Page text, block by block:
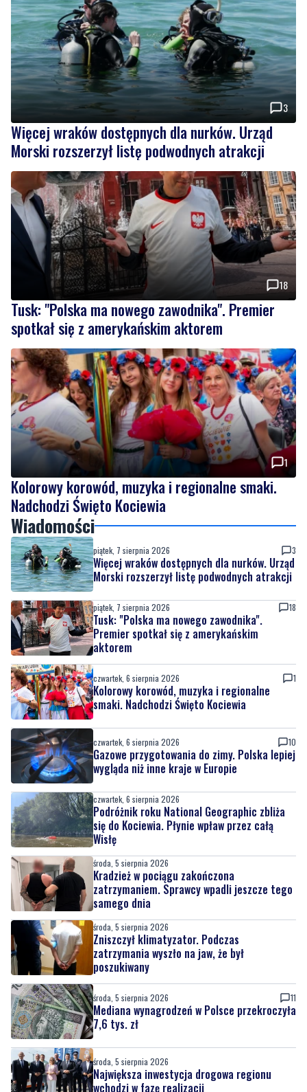
3
Więcej wraków dostępnych dla nurków. Urząd
Morski rozszerzył listę podwodnych atrakcji
18
Tusk: "Polska ma nowego zawodnika". Premier
spotkał się z amerykańskim aktorem
1
Kolorowy korowód, muzyka i regionalne smaki.
Nadchodzi Święto Kociewia
Wiadomości
piątek, 7 sierpnia 2026 3
Więcej wraków dostępnych dla nurków. Urząd
Morski rozszerzył listę podwodnych atrakcji
piątek, 7 sierpnia 2026 18
Tusk: "Polska ma nowego zawodnika".
Premier spotkał się z amerykańskim
aktorem
czwartek, 6 sierpnia 2026 1
Kolorowy korowód, muzyka i regionalne
smaki. Nadchodzi Święto Kociewia
czwartek, 6 sierpnia 2026 10
Gazowe przygotowania do zimy. Polska lepiej
wygląda niż inne kraje w Europie
czwartek, 6 sierpnia 2026
Podróżnik roku National Geographic zbliża
się do Kociewia. Płynie wpław przez całą
Wisłę
środa, 5 sierpnia 2026
Kradzież w pociągu zakończona
zatrzymaniem. Sprawcy wpadli jeszcze tego
samego dnia
środa, 5 sierpnia 2026
Zniszczył klimatyzator. Podczas
zatrzymania wyszło na jaw, że był
poszukiwany
środa, 5 sierpnia 2026 11
Mediana wynagrodzeń w Polsce przekroczyła
7,6 tys. zł
środa, 5 sierpnia 2026
Największa inwestycja drogowa regionu
wchodzi w fazę realizacji